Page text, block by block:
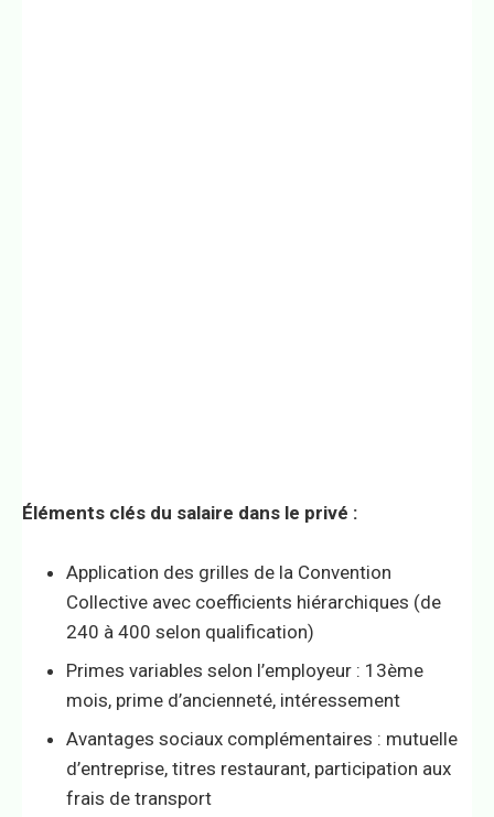
Éléments clés du salaire dans le privé :
Application des grilles de la Convention
Collective avec coefficients hiérarchiques (de
240 à 400 selon qualification)
Primes variables selon l’employeur : 13ème
mois, prime d’ancienneté, intéressement
Avantages sociaux complémentaires : mutuelle
d’entreprise, titres restaurant, participation aux
frais de transport